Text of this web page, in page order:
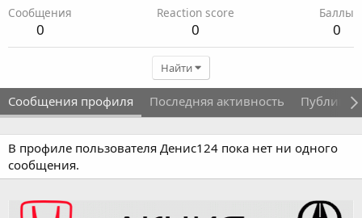
Сообщения
0
Reaction score
0
Баллы
0
Найти
Сообщения профиля Последняя активность
В профиле пользователя Денис124 пока нет ни одного
сообщения.